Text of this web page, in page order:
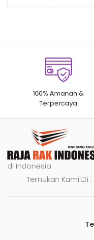
100% Amanah &
Terpercaya
di Indonesia
Temukan Kami Di :